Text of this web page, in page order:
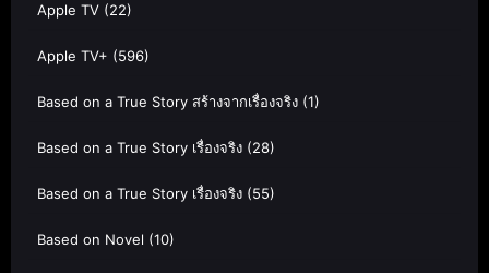
Apple TV (22)
Apple TV+ (596)
Based on a True Story สร้างจากเรื่องจริง (1)
Based on a True Story เรื่องจริง (28)
Based on a True Story เรื่องจริง (55)
Based on Novel (10)